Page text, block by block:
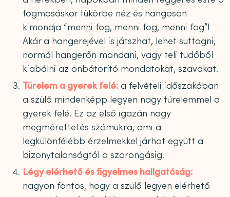
fogmosáskor tükörbe néz és hangosan
kimondja “menni fog, menni fog, menni fog”!
Akár a hangerejével is játszhat, lehet suttogni,
normál hangerőn mondani, vagy teli tüdőből
kiabálni az önbátorító mondatokat, szavakat.
Türelem a gyerek felé: a felvételi időszakában
a szülő mindenképp legyen nagy türelemmel a
gyerek felé. Ez az első igazán nagy
megmérettetés számukra, ami a
legkülönfélébb érzelmekkel járhat együtt a
bizonytalanságtól a szorongásig.
Légy elérhető és figyelmes hallgatóság:
nagyon fontos, hogy a szülő legyen elérhető